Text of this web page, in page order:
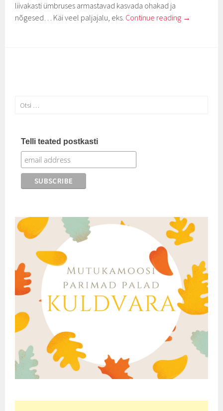
liivakasti ümbruses armastavad kasvada ohakad ja
nõgesed… Käi veel paljajalu, eks. Continue reading →
Otsi:
Telli teated postkasti